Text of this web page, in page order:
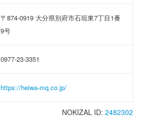
〒874-0919 大分県別府市石垣東7丁目1番
9号
0977-23-3351
https://heiwa-mq.co.jp/
NOKIZAL ID: 2482302